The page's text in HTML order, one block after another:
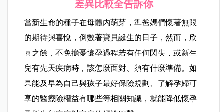
差異比較全告訴你
當新生命的種子在母體內萌芽，準爸媽們懷著無限
的期待與喜悅，倒數著寶貝誕生的日子，然而，欣
喜之餘，不免擔憂懷孕過程若有任何閃失，或新生
兒有先天疾病時，該怎麼面對、須有什麼準備。如
果能及早為自己與孩子最好保險規劃、了解孕婦可
享的醫療險權益有哪些等相關知識，就能降低懷孕